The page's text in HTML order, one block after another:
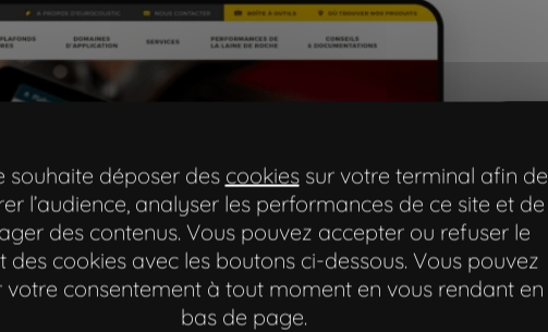
souhaite déposer des cookiessur votre terminal afin de
l’audience, analyser les performances de ce site et de
des contenus. Vous pouvez accepter ou refuser le
des cookies avec les boutons ci-dessous. Vous pouvez
votre consentement à tout moment en vous rendant en
bas de page.